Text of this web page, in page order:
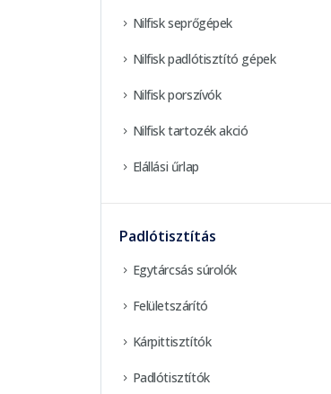
Nilfisk seprőgépek
Nilfisk padlótisztító gépek
Nilfisk porszívók
Nilfisk tartozék akció
Elállási űrlap
Padlótisztítás
Egytárcsás súrolók
Felületszárító
Kárpittisztítók
Padlótisztítók